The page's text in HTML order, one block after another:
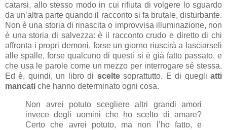
catarsi, allo stesso modo in cui rifiuta di volgere lo sguardo
da un’altra parte quando il racconto si fa brutale, disturbante.
Non è una storia di rinascita o improvvisa illuminazione, non
è una storia di salvezza: è il racconto crudo e diretto di chi
affronta i propri demoni, forse un giorno riuscirà a lasciarseli
alle spalle, forse qualcuno di questi si è già fatto passato, e
che usa le parole come un mezzo per interrogare sé stessa.
Ed è, quindi, un libro di sceltesoprattutto. E di quegliatti
mancati che hanno determinato ogni cosa.
Non avrei potuto scegliere altri grandi amori
invece degli uomini che ho scelto di amare?
Certo che avrei potuto, ma non l’ho fatto, e